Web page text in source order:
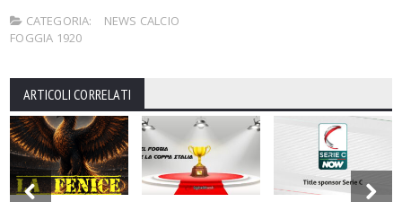
CATEGORIA:
NEWS CALCIO
FOGGIA 1920
ARTICOLI CORRELATI